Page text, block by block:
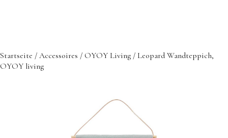
Wigiwama
Accessoires
Startseite / Accessoires / OYOY Living / Leopard Wandteppich,
OYOY living